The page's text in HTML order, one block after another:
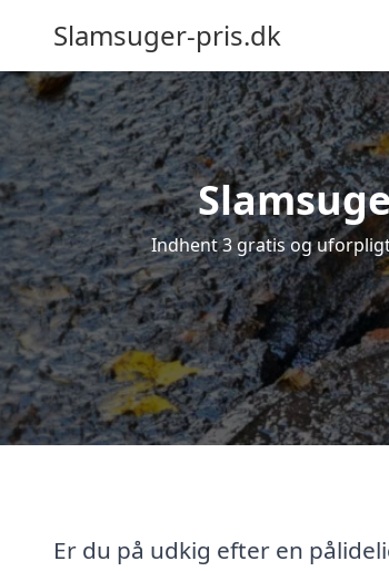
Slamsuger-pris.dk
Indhent 3 gratis og
Er du på udkig efter en